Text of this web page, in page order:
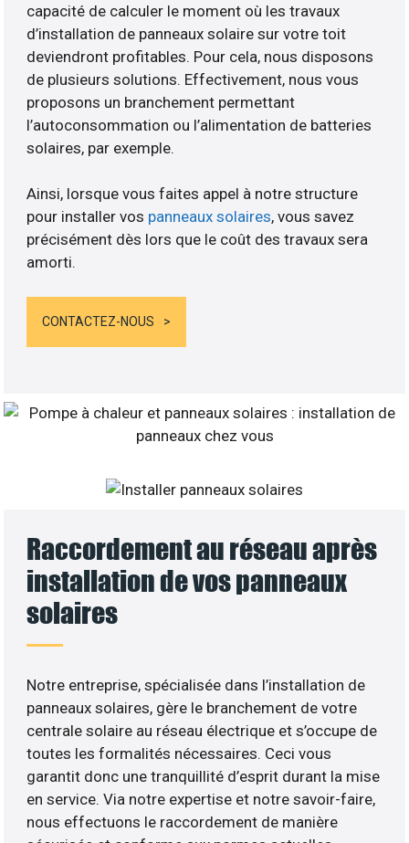
capacité de calculer le moment où les travaux
d’installation de panneaux solaire sur votre toit
deviendront profitables. Pour cela, nous disposons
de plusieurs solutions. Effectivement, nous vous
proposons un branchement permettant
l’autoconsommation ou l’alimentation de batteries
solaires, par exemple.
Ainsi, lorsque vous faites appel à notre structure
pour installer vos panneaux solaires, vous savez
précisément dès lors que le coût des travaux sera
amorti.
CONTACTEZ-NOUS
Raccordement au réseau après
installation de vos panneaux
solaires
Notre entreprise, spécialisée dans l’installation de
panneaux solaires, gère le branchement de votre
centrale solaire au réseau électrique et s’occupe de
toutes les formalités nécessaires. Ceci vous
garantit donc une tranquillité d’esprit durant la mise
en service. Via notre expertise et notre savoir-faire,
nous effectuons le raccordement de manière